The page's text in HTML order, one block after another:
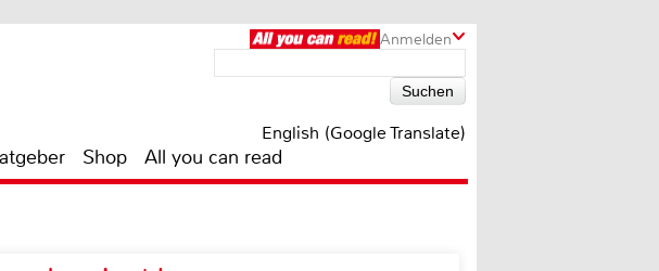
Anmelden
English (Google Translate)
Shop All you can read